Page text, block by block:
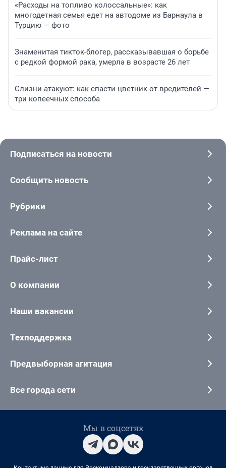
«Расходы на топливо колоссальные»: как
многодетная семья едет на автодоме из Барнаула в
Турцию — фото
Знаменитая тикток-блогер, рассказывавшая о борьбе
с редкой формой рака, умерла в возрасте 26 лет
Слизни атакуют: как спасти цветник от вредителей —
три копеечных способа
Подписаться на новости
Сообщить новость
Рубрики
Реклама на сайте
Прайс-лист
О компании
Наши вакансии
Техподдержка
Предвыборная агитация
Все города сети
Мы в соцсетях